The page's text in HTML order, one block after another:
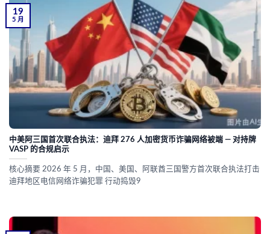
中美阿三国首次联合执法：迪拜 276 人加密货币诈骗网络被端 — 对持牌
VASP 的合规启示
核心摘要 2026 年 5 月，中国、美国、阿联酋三国警方首次联合执法打击
迪拜地区电信网络诈骗犯罪 行动捣毁9
19
5 月